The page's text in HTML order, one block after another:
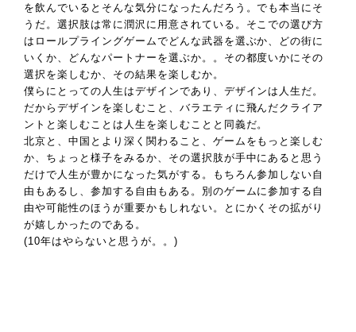
を飲んでいるとそんな気分になったんだろう。でも本当にそ
うだ。選択肢は常に潤沢に用意されている。そこでの選び方
はロールプライングゲームでどんな武器を選ぶか、どの街に
いくか、どんなパートナーを選ぶか。。その都度いかにその
選択を楽しむか、その結果を楽しむか。
僕らにとっての人生はデザインであり、デザインは人生だ。
だからデザインを楽しむこと、バラエティに飛んだクライア
ントと楽しむことは人生を楽しむことと同義だ。
北京と、中国とより深く関わること、ゲームをもっと楽しむ
か、ちょっと様子をみるか、その選択肢が手中にあると思う
だけで人生が豊かになった気がする。もちろん参加しない自
由もあるし、参加する自由もある。別のゲームに参加する自
由や可能性のほうが重要かもしれない。とにかくその拡がり
が嬉しかったのである。
(10年はやらないと思うが。。)